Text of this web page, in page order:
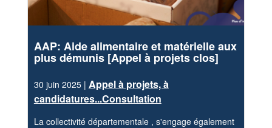
AAP: Aide alimentaire et matérielle aux
plus démunis [Appel à projets clos]
30 juin 2025 | Appel à projets, à
candidatures...Consultation
La collectivité départementale , s'engage également